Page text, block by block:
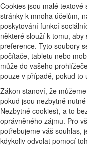
Cookies jsou malé
stránky k mnoha účelům,
poskytování funkcí
některé slouží k tomu,
preference. Tyto soubory
počítače, tabletu nebo
může do vašeho
pouze v případě, pokud to
Zákon stanoví, že
pokud jsou nezbytně
Nezbytné cookies), a to
oprávněného zájmu. Pro
potřebujeme váš souhlas,
kdykoliv odvolat pomocí